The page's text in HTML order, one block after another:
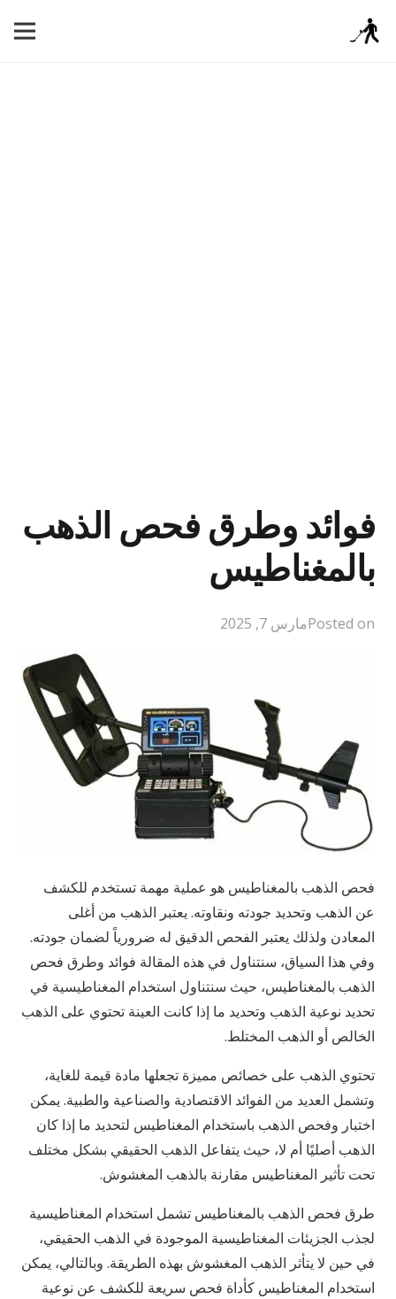
فوائد وطرق فحص الذهب
بالمغناطيس
Posted onمارس 7, 2025
فحص الذهب بالمغناطيس هو عملية مهمة تستخدم للكشف
عن الذهب وتحديد جودته ونقاوته. يعتبر الذهب من أغلى
المعادن ولذلك يعتبر الفحص الدقيق له ضرورياً لضمان جودته.
وفي هذا السياق، سنتناول في هذه المقالة فوائد وطرق فحص
الذهب بالمغناطيس، حيث سنتناول استخدام المغناطيسية في
تحديد نوعية الذهب وتحديد ما إذا كانت العينة تحتوي على الذهب
الخالص أو الذهب المختلط.
تحتوي الذهب على خصائص مميزة تجعلها مادة قيمة للغاية،
وتشمل العديد من الفوائد الاقتصادية والصناعية والطبية. يمكن
اختبار وفحص الذهب باستخدام المغناطيس لتحديد ما إذا كان
الذهب أصليًا أم لا، حيث يتفاعل الذهب الحقيقي بشكل مختلف
تحت تأثير المغناطيس مقارنة بالذهب المغشوش.
طرق فحص الذهب بالمغناطيس تشمل استخدام المغناطيسية
لجذب الجزيئات المغناطيسية الموجودة في الذهب الحقيقي،
في حين لا يتأثر الذهب المغشوش بهذه الطريقة. وبالتالي، يمكن
استخدام المغناطيس كأداة فحص سريعة للكشف عن نوعية